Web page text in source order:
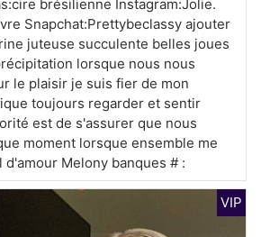
brésilienne Instagram:Jolie.
Snapchat:Prettybeclassy ajouter
juteuse succulente belles joues
lorsque nous nous
le plaisir je suis fier de mon
toujours regarder et sentir
est de s'assurer que nous
moment lorsque ensemble me
d'amour Melony banques # :